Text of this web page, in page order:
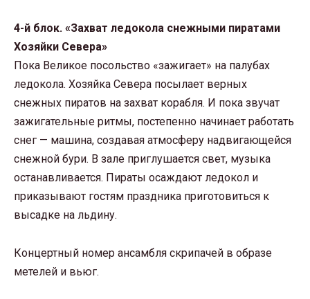
4-й блок. «Захват ледокола снежными пиратами
Хозяйки Севера»
Пока Великое посольство «зажигает» на палубах
ледокола. Хозяйка Севера посылает верных
снежных пиратов на захват корабля. И пока звучат
зажигательные ритмы, постепенно начинает работать
снег — машина, создавая атмосферу надвигающейся
снежной бури. В зале приглушается свет, музыка
останавливается. Пираты осаждают ледокол и
приказывают гостям праздника приготовиться к
высадке на льдину.
Концертный номер ансамбля скрипачей в образе
метелей и вьюг.